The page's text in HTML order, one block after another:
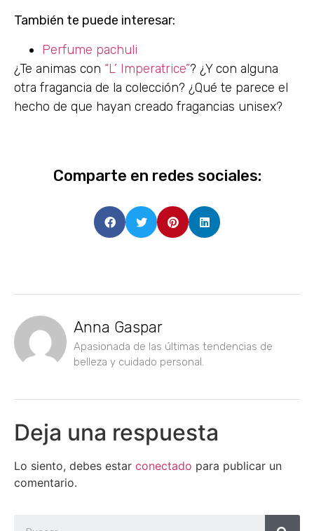
También te puede interesar:
Perfume pachuli
¿Te animas con “L’ Imperatrice”? ¿Y con alguna
otra fragancia de la colección? ¿Qué te parece el
hecho de que hayan creado fragancias unisex?
Comparte en redes sociales:
Anna Gaspar
Apasionada de las últimas tendencias de
belleza y cuidado personal.
Deja una respuesta
Lo siento, debes estar conectado para publicar un
comentario.